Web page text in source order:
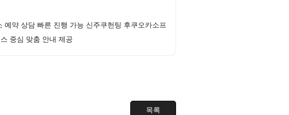
약 상담 빠른 진행 가능 신주쿠헌팅 후쿠오카소프
중심 맞춤 안내 제공
목록